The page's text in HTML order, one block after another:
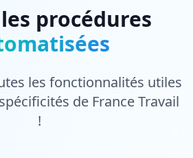
procédures
les fonctionnalités utiles
de France Travail
!